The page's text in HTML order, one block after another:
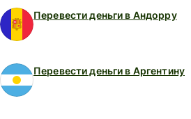
Перевести деньги в Андорру
Перевести деньги в Аргентину